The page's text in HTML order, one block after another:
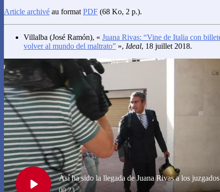
Article archivé au formatPDF (68 Ko, 2 p.).
Villalba (José Ramón), « Juana Rivas: “Vine de Italia con
volver al mundo del maltrato” », Ideal, 18 juillet 2018.